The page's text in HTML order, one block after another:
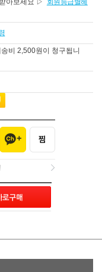
비 2,500원이 청구됩니